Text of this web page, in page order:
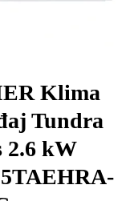
Klima
Tundra
2.6 kW